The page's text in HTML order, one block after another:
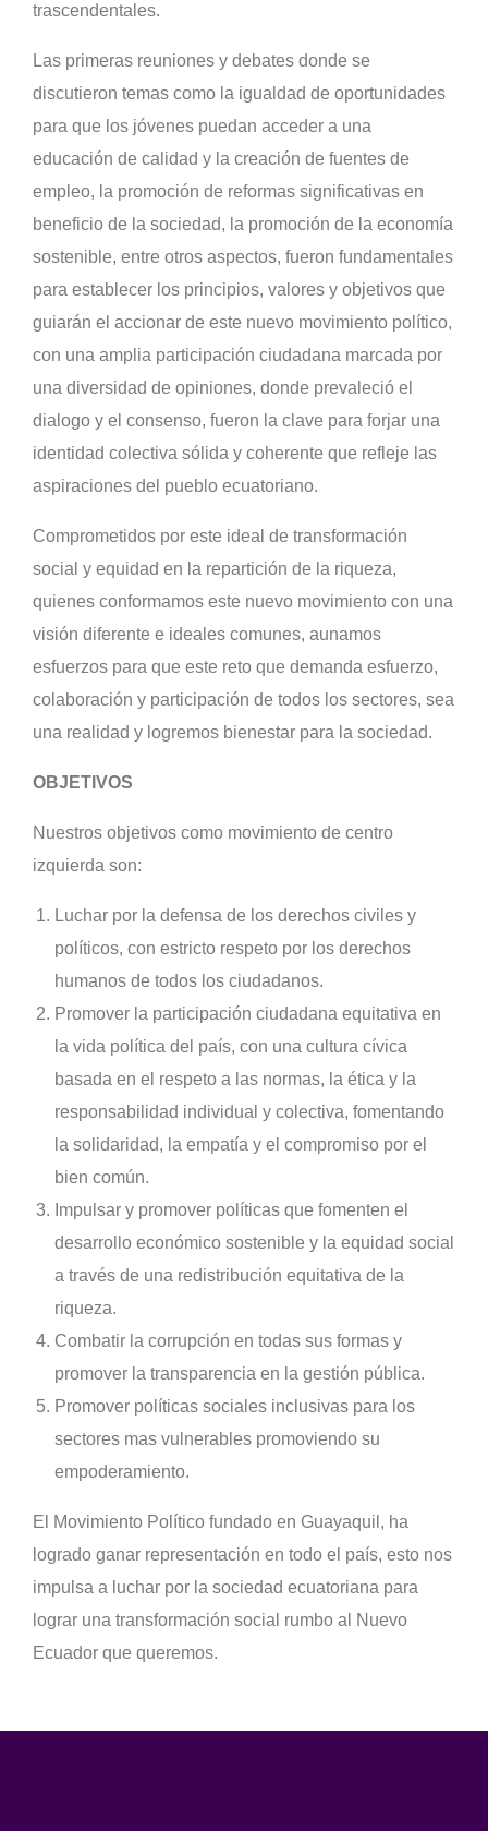
trascendentales.
Las primeras reuniones y debates donde se
discutieron temas como la igualdad de oportunidades
para que los jóvenes puedan acceder a una
educación de calidad y la creación de fuentes de
empleo, la promoción de reformas significativas en
beneficio de la sociedad, la promoción de la economía
sostenible, entre otros aspectos, fueron fundamentales
para establecer los principios, valores y objetivos que
guiarán el accionar de este nuevo movimiento político,
con una amplia participación ciudadana marcada por
una diversidad de opiniones, donde prevaleció el
dialogo y el consenso, fueron la clave para forjar una
identidad colectiva sólida y coherente que refleje las
aspiraciones del pueblo ecuatoriano.
Comprometidos por este ideal de transformación
social y equidad en la repartición de la riqueza,
quienes conformamos este nuevo movimiento con una
visión diferente e ideales comunes, aunamos
esfuerzos para que este reto que demanda esfuerzo,
colaboración y participación de todos los sectores, sea
una realidad y logremos bienestar para la sociedad.
OBJETIVOS
Nuestros objetivos como movimiento de centro
izquierda son:
Luchar por la defensa de los derechos civiles y
políticos, con estricto respeto por los derechos
humanos de todos los ciudadanos.
Promover la participación ciudadana equitativa en
la vida política del país, con una cultura cívica
basada en el respeto a las normas, la ética y la
responsabilidad individual y colectiva, fomentando
la solidaridad, la empatía y el compromiso por el
bien común.
Impulsar y promover políticas que fomenten el
desarrollo económico sostenible y la equidad social
a través de una redistribución equitativa de la
riqueza.
Combatir la corrupción en todas sus formas y
promover la transparencia en la gestión pública.
Promover políticas sociales inclusivas para los
sectores mas vulnerables promoviendo su
empoderamiento.
El Movimiento Político fundado en Guayaquil, ha
logrado ganar representación en todo el país, esto nos
impulsa a luchar por la sociedad ecuatoriana para
lograr una transformación social rumbo al Nuevo
Ecuador que queremos.